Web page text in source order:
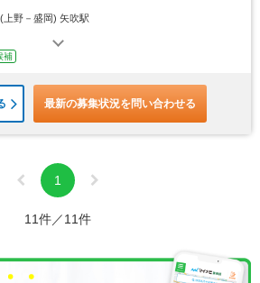
(上野－盛岡) 矢吹駅
補
最新の募集状況を問い合わせる
1
11件／11件